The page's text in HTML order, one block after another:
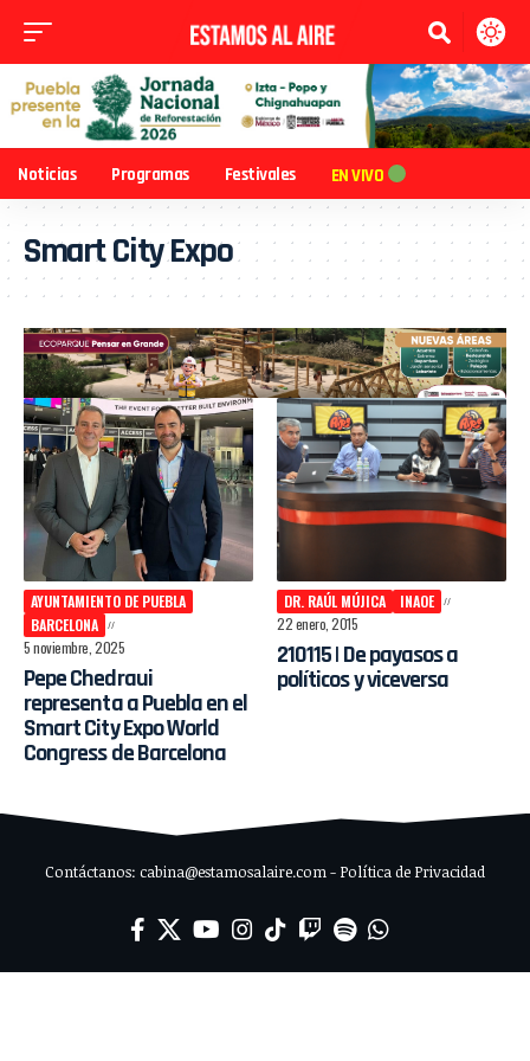
Noticias Programas Festivales EN VIVO
Smart City Expo
AYUNTAMIENTO DE PUEBLA
BARCELONA
5 noviembre, 2025
Pepe Chedraui
representa a Puebla en el
Smart City Expo World
Congress de Barcelona
DR. RAÚL MÚJICA
INAOE
22 enero, 2015
210115 | De payasos a
políticos y viceversa
Contáctanos: cabina@estamosalaire.com - Política de Privacidad